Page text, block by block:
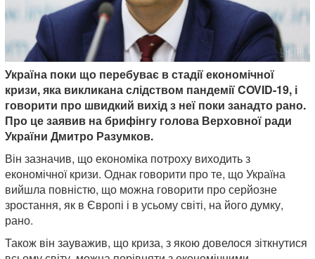
Україна поки що перебуває в стадії економічної
кризи, яка викликана слідством пандемії COVID-19, і
говорити про швидкий вихід з неї поки занадто рано.
Про це заявив на брифінгу голова Верховної ради
України Дмитро Разумков.
Він зазначив, що економіка потроху виходить з
економічної кризи. Однак говорити про те, що Україна
вийшла повністю, що можна говорити про серйозне
зростання, як в Європі і в усьому світі, на його думку,
рано.
Також він зауважив, що криза, з якою довелося зіткнутися